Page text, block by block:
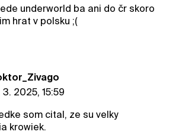
underworld ba ani do čr skoro
hrat v polsku ;(
3. 2025, 15:59
som cital, ze su velky
krowiek.